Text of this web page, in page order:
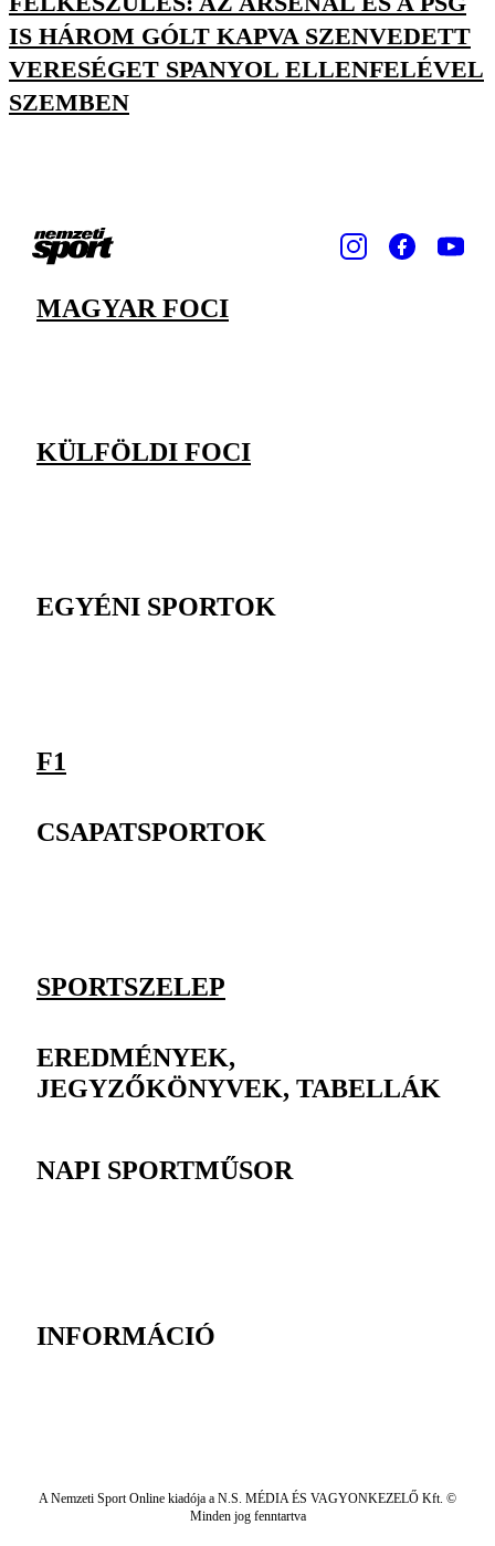
IS HÁROM GÓLT KAPVA SZENVEDETT
VERESÉGET SPANYOL ELLENFELÉVEL
SZEMBEN
MAGYAR FOCI
KÜLFÖLDI FOCI
EGYÉNI SPORTOK
F1
CSAPATSPORTOK
SPORTSZELEP
EREDMÉNYEK,
JEGYZŐKÖNYVEK, TABELLÁK
NAPI SPORTMŰSOR
INFORMÁCIÓ
A Nemzeti Sport Online kiadója a N.S. MÉDIA ÉS VAGYONKEZELŐ Kft. ©
Minden jog fenntartva